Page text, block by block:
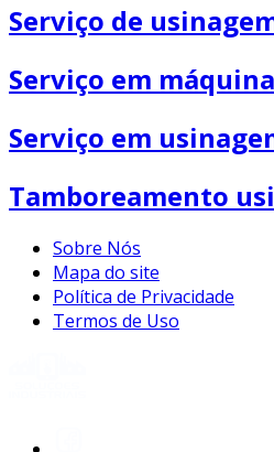
Serviço de
Serviço em
Serviço em
Tamboreamento
Sobre Nós
Mapa do site
Política de Privacidade
Termos de Uso